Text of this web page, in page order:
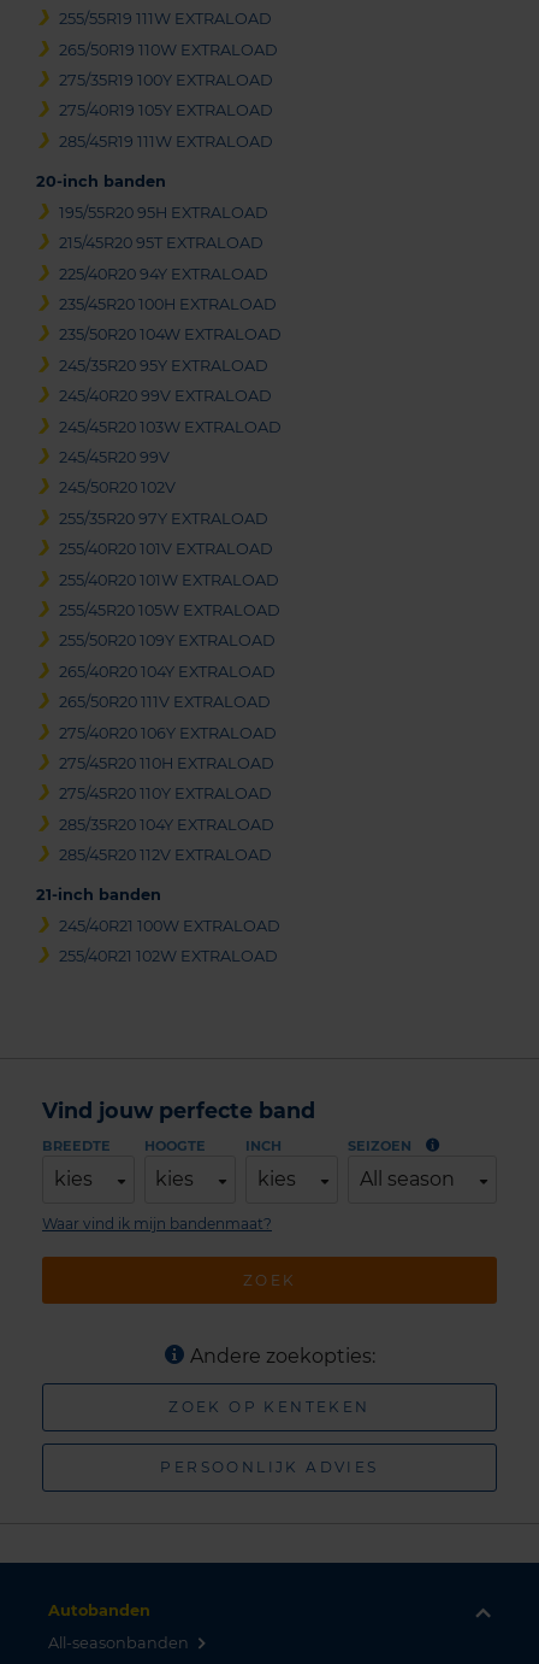
255/55R19 111W EXTRALOAD
265/50R19 110W EXTRALOAD
275/35R19 100Y EXTRALOAD
275/40R19 105Y EXTRALOAD
285/45R19 111W EXTRALOAD
20-inch banden
195/55R20 95H EXTRALOAD
215/45R20 95T EXTRALOAD
225/40R20 94Y EXTRALOAD
235/45R20 100H EXTRALOAD
235/50R20 104W EXTRALOAD
245/35R20 95Y EXTRALOAD
245/40R20 99V EXTRALOAD
245/45R20 103W EXTRALOAD
245/45R20 99V
245/50R20 102V
255/35R20 97Y EXTRALOAD
255/40R20 101V EXTRALOAD
255/40R20 101W EXTRALOAD
255/45R20 105W EXTRALOAD
255/50R20 109Y EXTRALOAD
265/40R20 104Y EXTRALOAD
265/50R20 111V EXTRALOAD
275/40R20 106Y EXTRALOAD
275/45R20 110H EXTRALOAD
275/45R20 110Y EXTRALOAD
285/35R20 104Y EXTRALOAD
285/45R20 112V EXTRALOAD
21-inch banden
245/40R21 100W EXTRALOAD
255/40R21 102W EXTRALOAD
Vind jouw perfecte band
BREEDTE
kies
HOOGTE
kies
INCH
kies
SEIZOEN
All season
ZOEK
Waar vind ik mijn bandenmaat?
Andere zoekopties:
ZOEK OP KENTEKEN
PERSOONLIJK ADVIES
Autobanden
All-seasonbanden